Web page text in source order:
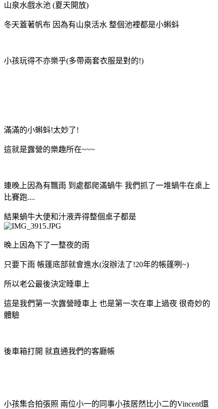
山泉水戲水池 (夏天開放)
冬天蓋著帆布 因為有山泉活水 整個池裡都是小蝌蚪
小孩玩得不亦樂乎(多帶兩套衣服是對的!)
滿滿的小蝌蚪!太妙了!
這就是露營的樂趣所在~~~
連晚上因為有飄雨 到處都爬滿蝸牛 我們抓了一堆蝸牛在桌上
比賽跑....
結果蝸牛大便和汁液弄得整個桌子都是
晚上因為下了一整夜的雨
只要下雨 帳篷底部就會進水(沒辦法了!20年的帳篷咧~)
所以老公最後決定睡車上
這是我們第一次露營睡車上 也是第一次在車上過夜 很奇妙的
體驗
後車箱打開 就直通我們的客廳帳
小孩集合拍張照 兩位小一的同事小孩居然比小二的Vincent還